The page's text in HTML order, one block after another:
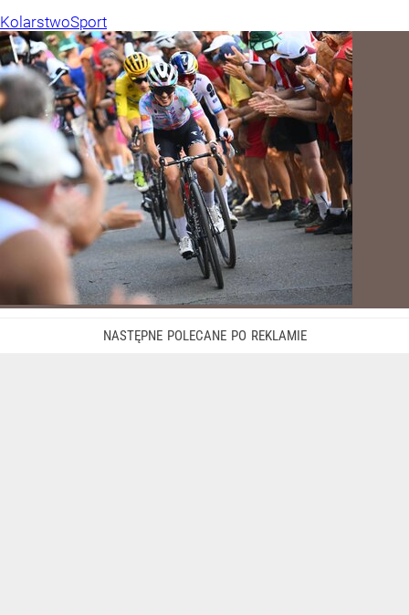
KolarstwoSport